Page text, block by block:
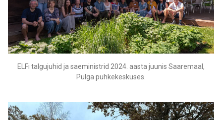
ELFi talgujuhid ja saeministrid 2024. aasta juunis Saaremaal,
Pulga puhkekeskuses.